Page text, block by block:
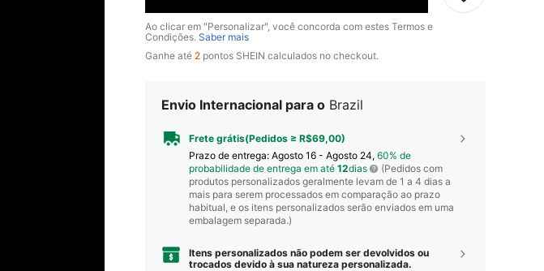
Ao clicar em "Personalizar", você concorda com estes Termos e
Condições. Saber mais
Ganhe até 2 pontos SHEIN calculados no checkout.
Envio Internacional para o Brazil
Frete grátis(Pedidos ≥ R$69,00)
Prazo de entrega: Agosto 16 - Agosto 24, 60% de
probabilidade de entrega em até 12dias
(Pedidos com
produtos personalizados geralmente levam de 1 a 4 dias a
mais para serem processados em comparação ao prazo
habitual, e os itens personalizados serão enviados em uma
embalagem separada.)
Itens personalizados não podem ser devolvidos ou
trocados devido à sua natureza personalizada.